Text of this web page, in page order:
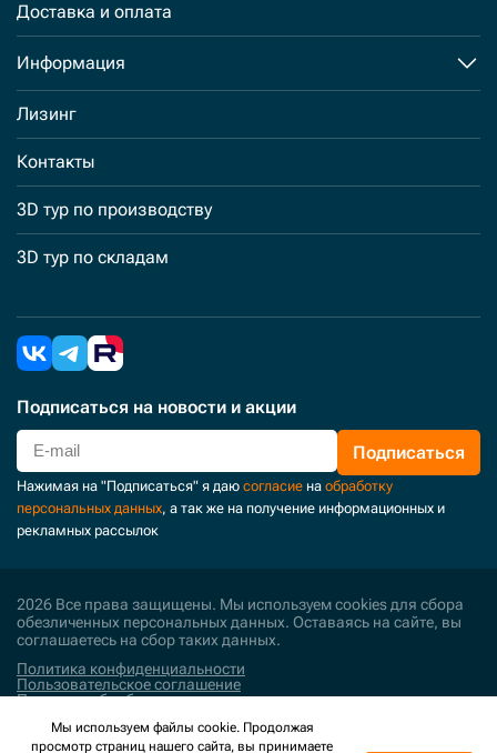
Доставка и оплата
Информация
Лизинг
Контакты
3D тур по производству
3D тур по складам
Подписаться на новости и акции
Подписаться
Нажимая на "Подписаться" я даю согласие на обработку
персональных данных, а так же на получение информационных и
рекламных рассылок
2026 Все права защищены. Мы используем cookies для сбора
обезличенных персональных данных. Оставаясь на сайте, вы
соглашаетесь на сбор таких данных.
Политика конфиденциальности
Пользовательское соглашение
Политика обработки персональных данных
Поддержка и развитие
Мы используем файлы cookie. Продолжая
просмотр страниц нашего сайта, вы принимаете